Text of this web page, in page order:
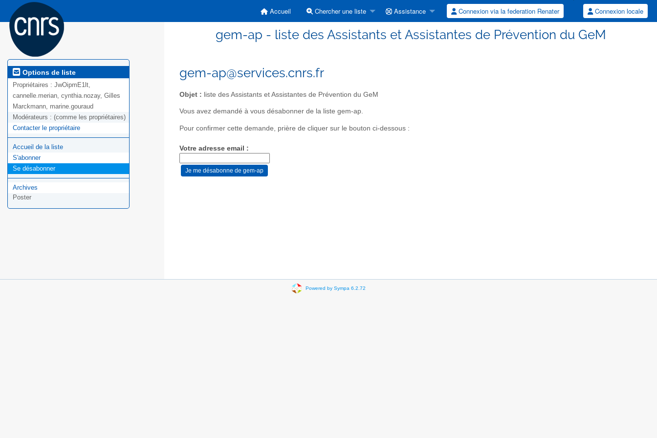
Accueil Chercher une liste Assistance Connexion via la federation Renater Connexion locale
gem-ap - liste des Assistants et Assistantes de Prévention du GeM
Options de liste
Propriétaires : JwOipmE1lt,
cannelle.merian, cynthia.nozay, Gilles
Marckmann, marine.gouraud
Modérateurs : (comme les propriétaires)
Contacter le propriétaire
Accueil de la liste
S'abonner
Se désabonner
Archives
Poster
gem-ap@services.cnrs.fr
Objet : liste des Assistants et Assistantes de Prévention du GeM
Vous avez demandé à vous désabonner de la liste gem-ap.
Pour confirmer cette demande, prière de cliquer sur le bouton ci-dessous :
Votre adresse email :
Powered by Sympa 6.2.72